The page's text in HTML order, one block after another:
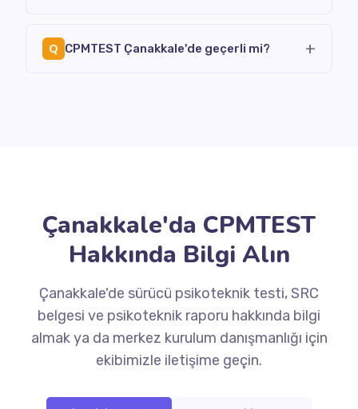
Q CPMTEST Çanakkale'de geçerli mi? +
Çanakkale'da CPMTEST
Hakkında Bilgi Alın
Çanakkale'de sürücü psikoteknik testi, SRC
belgesi ve psikoteknik raporu hakkında bilgi
almak ya da merkez kurulum danışmanlığı için
ekibimizle iletişime geçin.